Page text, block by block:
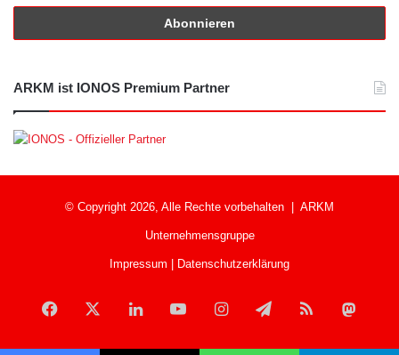
ARKM ist IONOS Premium Partner
© Copyright 2026, Alle Rechte vorbehalten | ARKM
Unternehmensgruppe
Impressum | Datenschutzerklärung
Facebook LinkedInYouTubeInstagramTelegramRSS